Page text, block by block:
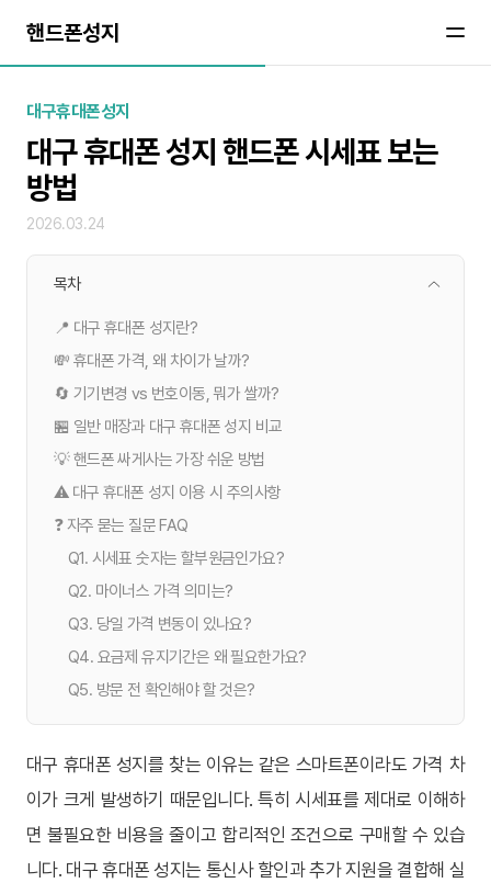
핸드폰성지
대구휴대폰성지
대구 휴대폰 성지 핸드폰 시세표 보는
방법
2026.03.24
목차
📍 대구 휴대폰 성지란?
💸 휴대폰 가격, 왜 차이가 날까?
🔄 기기변경 vs 번호이동, 뭐가 쌀까?
🏪 일반 매장과 대구 휴대폰 성지 비교
💡 핸드폰 싸게사는 가장 쉬운 방법
⚠️ 대구 휴대폰 성지 이용 시 주의사항
❓ 자주 묻는 질문 FAQ
Q1. 시세표 숫자는 할부원금인가요?
Q2. 마이너스 가격 의미는?
Q3. 당일 가격 변동이 있나요?
Q4. 요금제 유지기간은 왜 필요한가요?
Q5. 방문 전 확인해야 할 것은?
대구 휴대폰 성지를 찾는 이유는 같은 스마트폰이라도 가격 차
이가 크게 발생하기 때문입니다. 특히 시세표를 제대로 이해하
면 불필요한 비용을 줄이고 합리적인 조건으로 구매할 수 있습
니다. 대구 휴대폰 성지는 통신사 할인과 추가 지원을 결합해 실